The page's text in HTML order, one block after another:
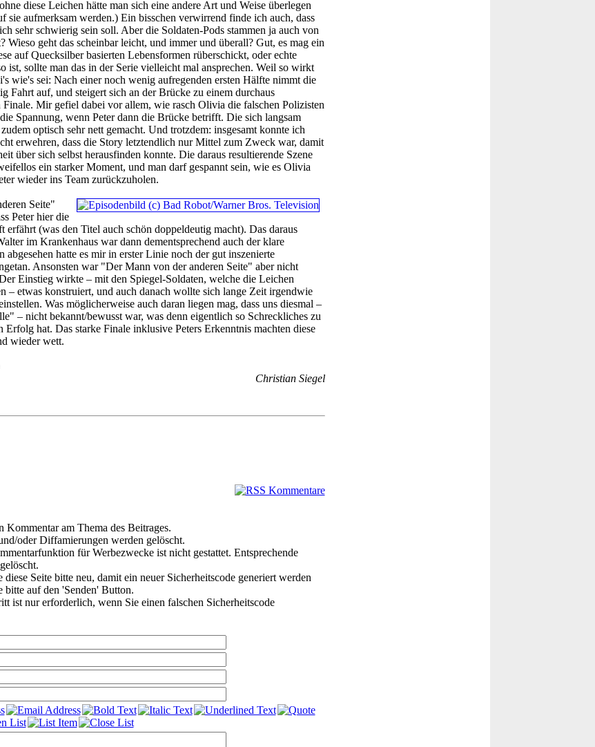
diese Leichen hätte man sich eine andere Art und Weise überlegen
sie aufmerksam werden.) Ein bisschen verwirrend finde ich auch, dass
sehr schwierig sein soll. Aber die Soldaten-Pods stammen ja auch von
Wieso geht das scheinbar leicht, und immer und überall? Gut, es mag ein
auf Quecksilber basierten Lebensformen rüberschickt, oder echte
ist, sollte man das in der Serie vielleicht mal ansprechen. Weil so wirkt
wie's sei: Nach einer noch wenig aufregenden ersten Hälfte nimmt die
Fahrt auf, und steigert sich an der Brücke zu einem durchaus
Finale. Mir gefiel dabei vor allem, wie rasch Olivia die falschen Polizisten
Spannung, wenn Peter dann die Brücke betrifft. Die sich langsam
optisch sehr nett gemacht. Und trotzdem: insgesamt konnte ich
erwehren, dass die Story letztendlich nur Mittel zum Zweck war, damit
über sich selbst herausfinden konnte. Die daraus resultierende Szene
ein starker Moment, und man darf gespannt sein, wie es Olivia
wieder ins Team zurückzuholen.
Seite"
Peter hier die
erfährt (was den Titel auch schön doppeldeutig macht). Das daraus
im Krankenhaus war dann dementsprechend auch der klare
hatte es mir in erster Linie noch der gut inszenierte
Ansonsten war "Der Mann von der anderen Seite" aber nicht
Einstieg wirkte – mit den Spiegel-Soldaten, welche die Leichen
– etwas konstruiert, und auch danach wollte sich lange Zeit irgendwie
Was möglicherweise auch daran liegen mag, dass uns diesmal –
– nicht bekannt/bewusst war, was denn eigentlich so Schreckliches zu
Erfolg hat. Das starke Finale inklusive Peters Erkenntnis machten diese
wieder wett.
Christian Siegel
Kommentar am Thema des Beitrages.
oder Diffamierungen werden gelöscht.
für Werbezwecke ist nicht gestattet. Entsprechende
diese Seite bitte neu, damit ein neuer Sicherheitscode generiert werden
bitte auf den 'Senden' Button.
ist nur erforderlich, wenn Sie einen falschen Sicherheitscode